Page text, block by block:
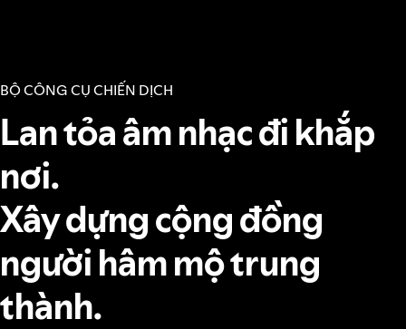
BỘ CÔNG CỤ CHIẾN DỊCH
Lan tỏa âm nhạc đi khắp
nơi.
Xây dựng cộng đồng
người hâm mộ trung
thành.